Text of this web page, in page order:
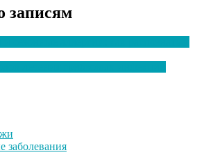
записям
заболевания